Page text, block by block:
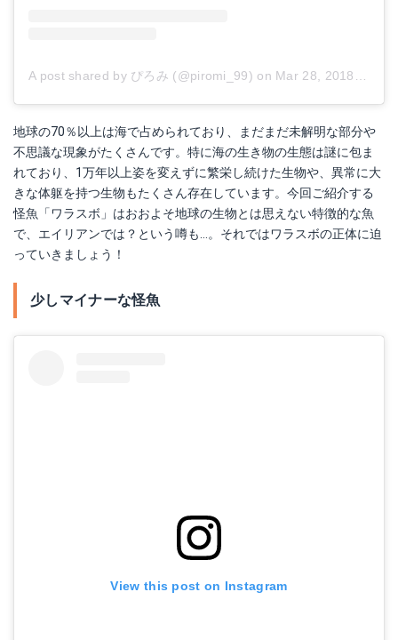
A post shared by ぴろみ (@piromi_99) on Mar 28, 2018 at 7:13pm PDT
地球の70％以上は海で占められており、まだまだ未解明な部分や
不思議な現象がたくさんです。特に海の生き物の生態は謎に包ま
れており、1万年以上姿を変えずに繁栄し続けた生物や、異常に大
きな体躯を持つ生物もたくさん存在しています。今回ご紹介する
怪魚「ワラスボ」はおおよそ地球の生物とは思えない特徴的な魚
で、エイリアンでは？という噂も…。それではワラスボの正体に迫
っていきましょう！
少しマイナーな怪魚
View this post on Instagram